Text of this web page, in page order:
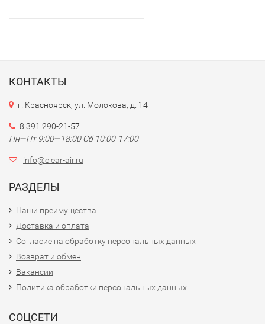
КОНТАКТЫ
г. Красноярск, ул. Молокова, д. 14
8 391 290-21-57
Пн—Пт 9:00—18:00 Сб 10:00-17:00
info@clear-air.ru
РАЗДЕЛЫ
Наши преимущества
Доставка и оплата
Согласие на обработку персональных данных
Возврат и обмен
Вакансии
Политика обработки персональных данных
СОЦСЕТИ